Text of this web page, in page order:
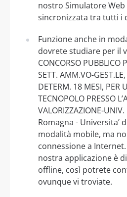
nostro Simulatore
sincronizzata tra tutti i
Funzione anche in
dovrete studiare per il
CONCORSO PUBBLICO
SETT. AMM.VO-
DETERM. 18 MESI, PER
TECNOPOLO PRESSO
VALORIZZAZIONE-
Romagna - Universita’
modalità mobile, ma
connessione a
nostra applicazione è
offline, così potrete
ovunque vi troviate.